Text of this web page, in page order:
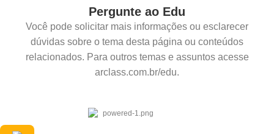
Pergunte ao Edu
Você pode solicitar mais informações ou esclarecer
dúvidas sobre o tema desta página ou conteúdos
relacionados. Para outros temas e assuntos acesse
arclass.com.br/edu.